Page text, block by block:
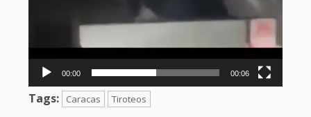
00:00 00:06
Tags: Caracas Tiroteos